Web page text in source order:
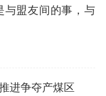
与盟友间的事，与
进争夺产煤区